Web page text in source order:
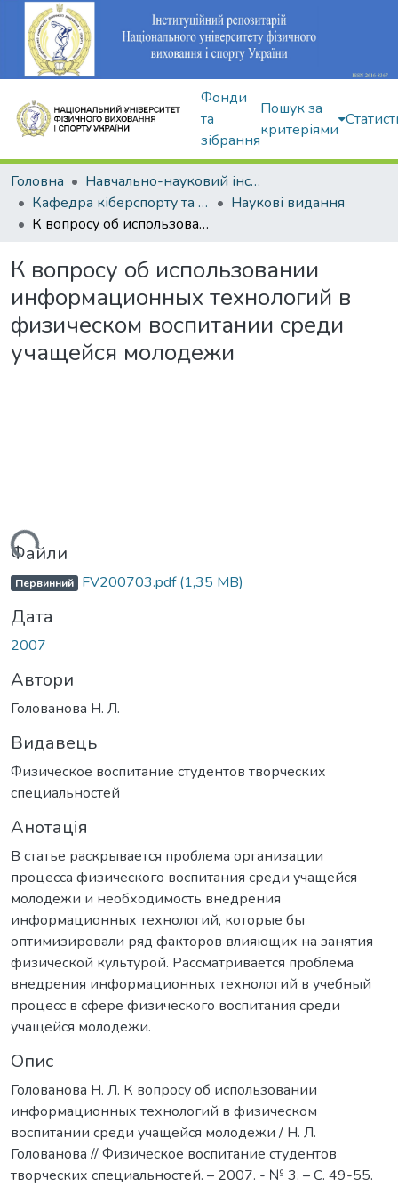
Фонди
та
зібрання
Пошук за
критеріями
Головна
Навчально-науковий інститут здоров'я, реабілітації та фізичного виховання
Кафедра кіберспорту та інформаційних технологій
Наукові видання
К вопросу об использовании информационных технологий в физическом воспитании среди учащейся молодежи
К вопросу об использовании
информационных технологий в
физическом воспитании среди
учащейся молодежи
Файли
Первинний FV200703.pdf(1,35 MB)
Дата
2007
Автори
Голованова Н. Л.
Видавець
Физическое воспитание студентов творческих
специальностей
Анотація
В статье раскрывается проблема организации
процесса физического воспитания среди учащейся
молодежи и необходимость внедрения
информационных технологий, которые бы
оптимизировали ряд факторов влияющих на занятия
физической культурой. Рассматривается проблема
внедрения информационных технологий в учебный
процесс в сфере физического воспитания среди
учащейся молодежи.
Опис
Голованова Н. Л. К вопросу об использовании
информационных технологий в физическом
воспитании среди учащейся молодежи / Н. Л.
Голованова // Физическое воспитание студентов
творческих специальностей. – 2007. - № 3. – С. 49-55.